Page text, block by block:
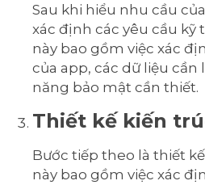
Sau khi hiểu nhu cầu
xác định các yêu cầu kỹ
này bao gồm việc xác
của app, các dữ liệu cần
năng bảo mật cần thiết.
Thiết kế kiến
Bước tiếp theo là thiết
này bao gồm việc xác